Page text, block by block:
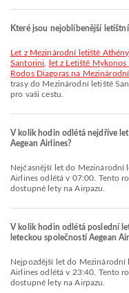
Které jsou nejoblíbenější
let z Mezinárodní letiště Athény Elefthérios Venizélos na Mezinárodní letiště
Santorini
let z Letiště
Rodos Diagoras na
trasy do Mezinárodní letiště
pro vaši cestu.
V kolik hodin odlétá nejdříve
Aegean Airlines?
Nejčasnější let do Mezinárodní letiště Santorini se společností Aegean
Airlines odlétá v 07:00. Tento
dostupné lety na Airpazu.
V kolik hodin odlétá poslední
leteckou společností Aegean
Nejpozdější let do Mezinárodní letiště Santorini se společností Aegean
Airlines odlétá v 23:40. Tento
dostupné lety na Airpazu.